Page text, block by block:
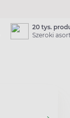
20 tys.
Szeroki